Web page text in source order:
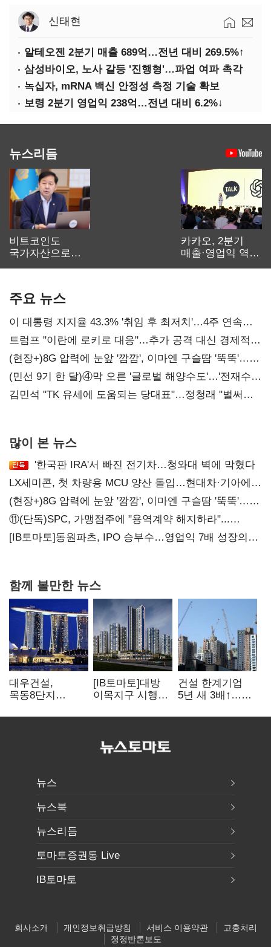
신태현
알테오젠 2분기 매출 689억…전년 대비 269.5%↑
삼성바이오, 노사 갈등 '진행형'…파업 여파 촉각
녹십자, mRNA 백신 안정성 측정 기술 확보
보령 2분기 영업익 238억…전년 대비 6.2%↓
뉴스리듬
비트코인도
국가자산으로…'
카카오, 2분기
매출·영업익 역대
주요 뉴스
이 대통령 지지율 43.3% '취임 후 최저치'…4주 연속
'하락'
트럼프 "이란에 로키로 대응"…추가 공격 대신 경제적
압박 시사
(현장+)8G 압력에 눈앞 '깜깜', 이마엔 구슬땀 '뚝뚝'…
화려한 에어쇼 뒤 땀방울
(민선 9기 한 달)④막 오른 '글로벌 해양수도'…'전재수
리더십' 시험대
김민석 "TK 유세에 도움되는 당대표"…정청래 "벌써
많이 본 뉴스
'한국판 IRA'서 빠진 전기차…청와대 벽에 막혔다
LX세미콘, 첫 차량용 MCU 양산 돌입…현대차·기아에
공급
(현장+)8G 압력에 눈앞 '깜깜', 이마엔 구슬땀 '뚝뚝'…
화려한 에어쇼 뒤 땀방울
⑪(단독)SPC, 가맹점주에 "용역계약 해지하라"...
내팽개친 '사회적합의'
[IB토마토]동원파츠, IPO 승부수…영업익 7배 성장의
함께 볼만한 뉴스
대우건설,
목동8단지
엔지니어링사
[IB토마토]대방
이목지구 시행
완전자본잠식…
그룹 신용으로
건설 한계기업
5년 새 3배↑…
재무 부담 확대
뉴스
뉴스북
뉴스리듬
토마토증권통 Live
IB토마토
회사소개 개인정보취급방침 서비스 이용약관
고충처리
정정반론보도